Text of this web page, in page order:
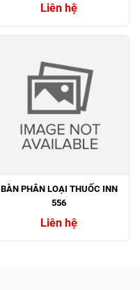
Liên hệ
BÀN PHÂN LOẠI THUỐC INN
556
Liên hệ